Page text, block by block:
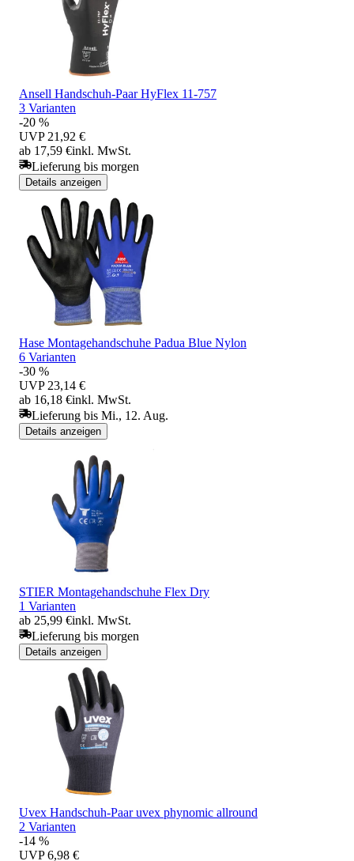
Ansell Handschuh-Paar HyFlex 11-757
3 Varianten
-20 %
UVP 21,92 €
ab 17,59 €inkl. MwSt.
Lieferung bis morgen
Details anzeigen
Hase Montagehandschuhe Padua Blue Nylon
6 Varianten
-30 %
UVP 23,14 €
ab 16,18 €inkl. MwSt.
Lieferung bis Mi., 12. Aug.
Details anzeigen
STIER Montagehandschuhe Flex Dry
1 Varianten
ab 25,99 €inkl. MwSt.
Lieferung bis morgen
Details anzeigen
Uvex Handschuh-Paar uvex phynomic allround
2 Varianten
-14 %
UVP 6,98 €